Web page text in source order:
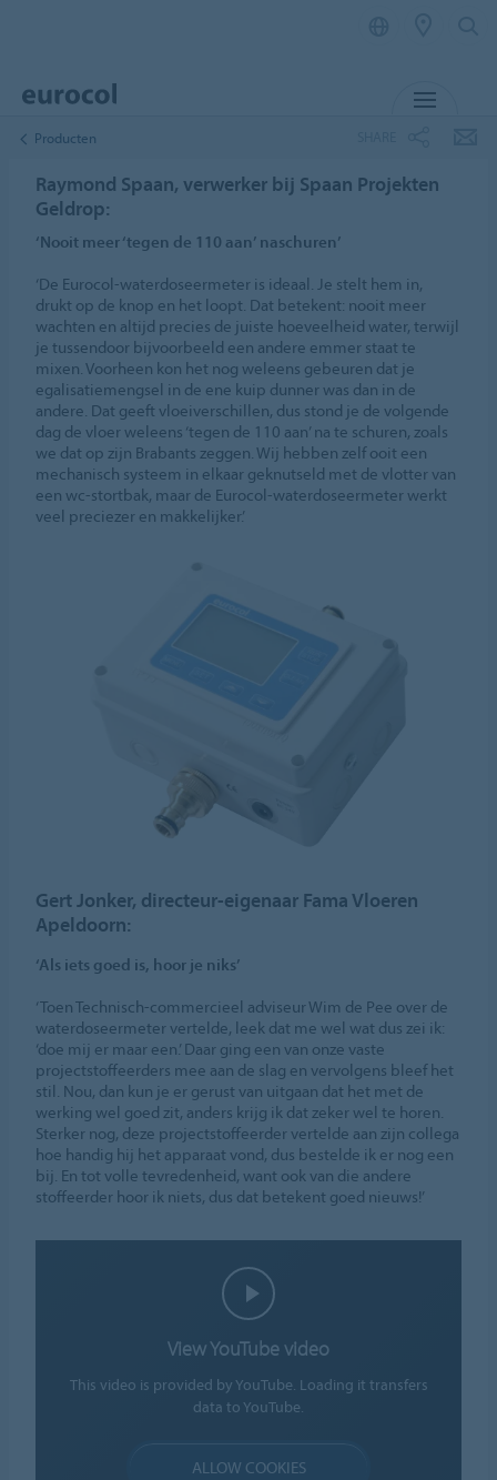
Producten
Raymond Spaan, verwerker bij Spaan Projekten
Geldrop:
‘Nooit meer ‘tegen de 110 aan’ naschuren’
‘De Eurocol-waterdoseermeter is ideaal. Je stelt hem in,
drukt op de knop en het loopt. Dat betekent: nooit meer
wachten en altijd precies de juiste hoeveelheid water, terwijl
je tussendoor bijvoorbeeld een andere emmer staat te
mixen. Voorheen kon het nog weleens gebeuren dat je
egalisatiemengsel in de ene kuip dunner was dan in de
andere. Dat geeft vloeiverschillen, dus stond je de volgende
dag de vloer weleens ‘tegen de 110 aan’ na te schuren, zoals
we dat op zijn Brabants zeggen. Wij hebben zelf ooit een
mechanisch systeem in elkaar geknutseld met de vlotter van
een wc-stortbak, maar de Eurocol-waterdoseermeter werkt
veel preciezer en makkelijker.’
Gert Jonker, directeur-eigenaar Fama Vloeren
Apeldoorn:
‘Als iets goed is, hoor je niks’
‘Toen Technisch-commercieel adviseur Wim de Pee over de
waterdoseermeter vertelde, leek dat me wel wat dus zei ik:
‘doe mij er maar een.’ Daar ging een van onze vaste
projectstoffeerders mee aan de slag en vervolgens bleef het
stil. Nou, dan kun je er gerust van uitgaan dat het met de
werking wel goed zit, anders krijg ik dat zeker wel te horen.
Sterker nog, deze projectstoffeerder vertelde aan zijn collega
hoe handig hij het apparaat vond, dus bestelde ik er nog een
bij. En tot volle tevredenheid, want ook van die andere
stoffeerder hoor ik niets, dus dat betekent goed nieuws!’
View YouTube video
This video is provided by YouTube. Loading it transfers
data to YouTube.
ALLOW COOKIES